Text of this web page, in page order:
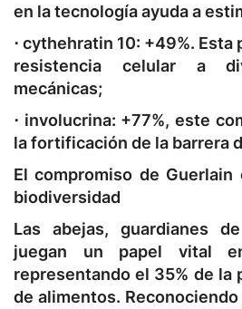
en la tecnología ayuda a
⋅ cythehratin 10: +49%. Esta
resistencia celular a
mecánicas;
⋅ involucrina: +77%, este
la fortificación de la barrera
El compromiso de
biodiversidad
Las abejas, guardianes
juegan un papel vital
representando el 35% de la
de alimentos.